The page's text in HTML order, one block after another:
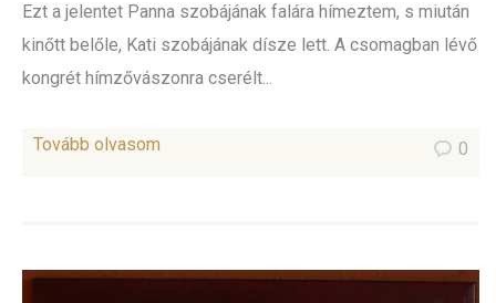
Ezt a jelentet Panna szobájának falára hímeztem, s miután
kinőtt belőle, Kati szobájának dísze lett. A csomagban lévő
kongrét hímzővászonra cserélt...
Tovább olvasom 0